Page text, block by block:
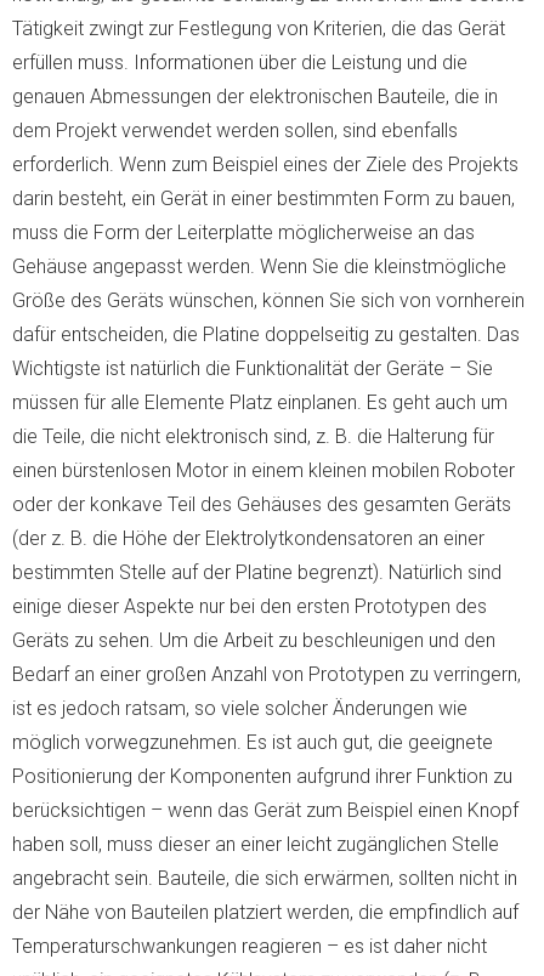
Tätigkeit zwingt zur Festlegung von Kriterien, die das Gerät
erfüllen muss. Informationen über die Leistung und die
genauen Abmessungen der elektronischen Bauteile, die in
dem Projekt verwendet werden sollen, sind ebenfalls
erforderlich. Wenn zum Beispiel eines der Ziele des Projekts
darin besteht, ein Gerät in einer bestimmten Form zu bauen,
muss die Form der Leiterplatte möglicherweise an das
Gehäuse angepasst werden. Wenn Sie die kleinstmögliche
Größe des Geräts wünschen, können Sie sich von vornherein
dafür entscheiden, die Platine doppelseitig zu gestalten. Das
Wichtigste ist natürlich die Funktionalität der Geräte – Sie
müssen für alle Elemente Platz einplanen. Es geht auch um
die Teile, die nicht elektronisch sind, z. B. die Halterung für
einen bürstenlosen Motor in einem kleinen mobilen Roboter
oder der konkave Teil des Gehäuses des gesamten Geräts
(der z. B. die Höhe der Elektrolytkondensatoren an einer
bestimmten Stelle auf der Platine begrenzt). Natürlich sind
einige dieser Aspekte nur bei den ersten Prototypen des
Geräts zu sehen. Um die Arbeit zu beschleunigen und den
Bedarf an einer großen Anzahl von Prototypen zu verringern,
ist es jedoch ratsam, so viele solcher Änderungen wie
möglich vorwegzunehmen. Es ist auch gut, die geeignete
Positionierung der Komponenten aufgrund ihrer Funktion zu
berücksichtigen – wenn das Gerät zum Beispiel einen Knopf
haben soll, muss dieser an einer leicht zugänglichen Stelle
angebracht sein. Bauteile, die sich erwärmen, sollten nicht in
der Nähe von Bauteilen platziert werden, die empfindlich auf
Temperaturschwankungen reagieren – es ist daher nicht